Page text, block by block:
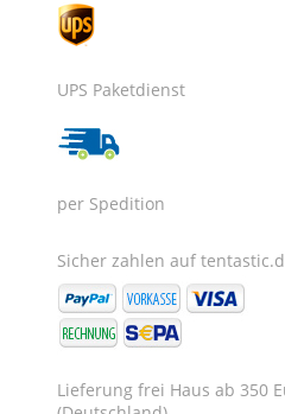
UPS Paketdienst
per Spedition
Sicher zahlen auf
Lieferung frei Haus ab 350